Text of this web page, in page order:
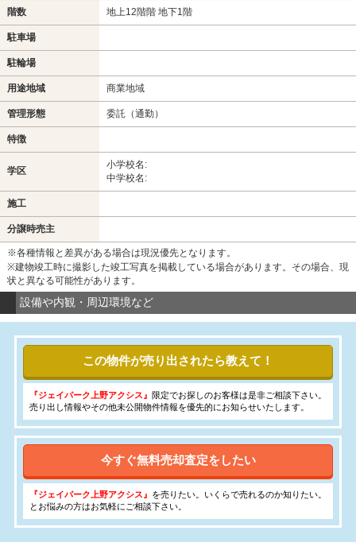
階数 地上12階階 地下1階
駐車場
駐輪場
用途地域 商業地域
管理形態 委託（通勤）
特徴
学区
小学校名:
中学校名:
施工
分譲時売主
※各種情報と差異がある場合は現況優先となります。
※建物竣工時に撮影した竣工写真を掲載している場合があります。その場合、現
状と異なる可能性があります。
設備や内観・周辺環境など
この物件が売り出されたら教えて！
『ジェイパーク上野アクシス』
限定でお探しのお客様は是非ご相談下さい。
売り出し情報やその他未公開物件情報を優先的にお知らせいたします。
今すぐ無料売却査定をしたい
『ジェイパーク上野アクシス』 を売りたい。いくらで売れるのか知りたい。
とお悩みの方はお気軽にご相談下さい。